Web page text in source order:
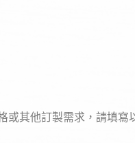
或其他訂製需求，請填寫